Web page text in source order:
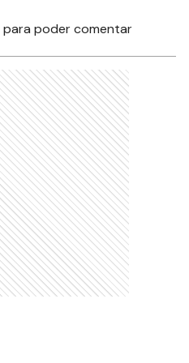
para poder comentar